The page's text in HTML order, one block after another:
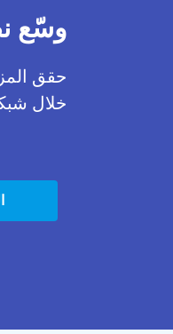
وسّع
حقق
خلال